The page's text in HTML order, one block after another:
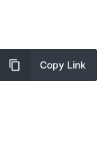
Copy Link